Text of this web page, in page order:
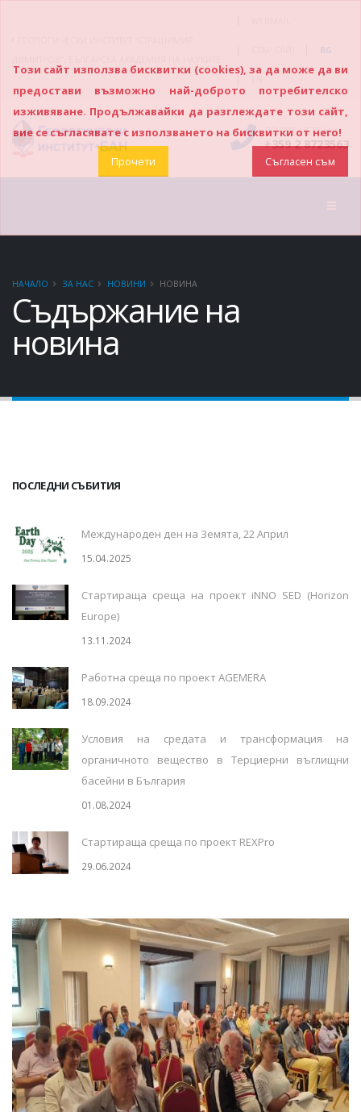
BG
|
ПОЗВЪНЕТЕ НИ
+359 2 8723563
НАЧАЛО ЗА НАС НОВИНИ НОВИНА
Съдържание на
новина
ПОСЛЕДНИ СЪБИТИЯ
Международен ден на Земята, 22 Април
15.04.2025
Стартираща среща на проект iNNO SED (Horizon
Europe)
13.11.2024
Работна среща по проект AGEMERA
18.09.2024
Условия на средата и трансформация на
органичното вещество в Терциерни въглищни
басейни в България
01.08.2024
Стартираща среща по проект REXPro
29.06.2024
Този сайт използва бисквитки (cookies), за да може да ви
предостави възможно най-доброто потребителско
изживяване. Продължавайки да разглеждате този сайт,
вие се съгласявате с използването на бисквитки от него!
Прочети
Съгласен съм